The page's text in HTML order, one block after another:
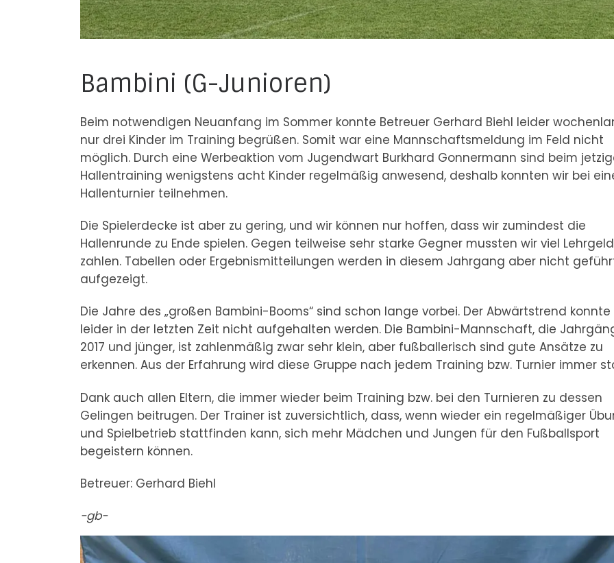
Bambini (G-Junioren)
Beim notwendigen Neuanfang im Sommer konnte Betreuer Gerhard Biehl leider
nur drei Kinder im Training begrüßen. Somit war eine Mannschaftsmeldung im Feld nicht
möglich. Durch eine Werbeaktion vom Jugendwart Burkhard Gonnermann sind beim
Hallentraining wenigstens acht Kinder regelmäßig anwesend, deshalb konnten wir bei
Hallenturnier teilnehmen.
Die Spielerdecke ist aber zu gering, und wir können nur hoffen, dass wir zumindest die
Hallenrunde zu Ende spielen. Gegen teilweise sehr starke Gegner mussten wir viel Lehrgeld
zahlen. Tabellen oder Ergebnismitteilungen werden in diesem Jahrgang aber nicht
aufgezeigt.
Die Jahre des „großen Bambini-Booms“ sind schon lange vorbei. Der Abwärtstrend konnte
leider in der letzten Zeit nicht aufgehalten werden. Die Bambini-Mannschaft, die
2017 und jünger, ist zahlenmäßig zwar sehr klein, aber fußballerisch sind gute Ansätze zu
erkennen. Aus der Erfahrung wird diese Gruppe nach jedem Training bzw. Turnier immer
Dank auch allen Eltern, die immer wieder beim Training bzw. bei den Turnieren zu dessen
Gelingen beitrugen. Der Trainer ist zuversichtlich, dass, wenn wieder ein regelmäßiger
und Spielbetrieb stattfinden kann, sich mehr Mädchen und Jungen für den Fußballsport
begeistern können.
Betreuer: Gerhard Biehl
-gb-